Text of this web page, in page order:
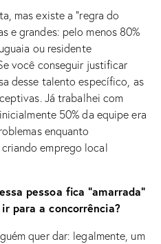
mas existe a “regra do
e grandes: pelo menos 80%
ou residente
você conseguir justificar
desse talento específico, as
Já trabalhei com
50% da equipe era
enquanto
emprego local
pessoa fica “amarrada”
para a concorrência?
quer dar: legalmente, um